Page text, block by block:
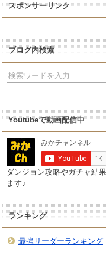
スポンサーリンク
ブログ内検索
Youtubeで動画配信中
ダンジョン攻略やガチャ結
ます♪
ランキング
最強リーダーランキング